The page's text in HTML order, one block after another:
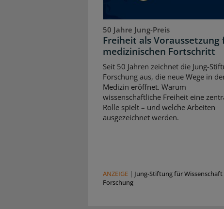
50 Jahre Jung-Preis
Freiheit als Voraussetzung
medizinischen Fortschritt
Seit 50 Jahren zeichnet die Jung-
Forschung aus, die neue Wege in
Medizin eröffnet. Warum
wissenschaftliche Freiheit eine
Rolle spielt – und welche Arbeiten
ausgezeichnet werden.
ANZEIGE | Jung-Stiftung für
Forschung